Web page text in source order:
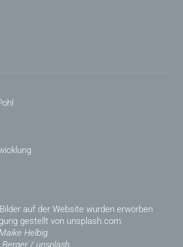
auf der Website wurden erworben
gestellt von unsplash.com.
Helbig
/ unsplash